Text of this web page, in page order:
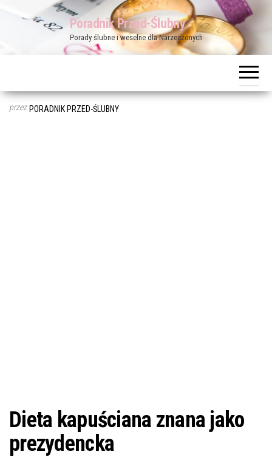
Poradnik Przed-Ślubny
Porady ślubne i weselne dla Narzeczonych
przez PORADNIK PRZED-ŚLUBNY
Dieta kapuściana znana jako
prezydencka